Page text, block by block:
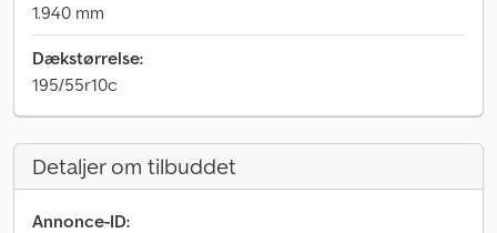
1.940 mm
Dækstørrelse:
195/55r10c
Detaljer om tilbuddet
Annonce-ID: